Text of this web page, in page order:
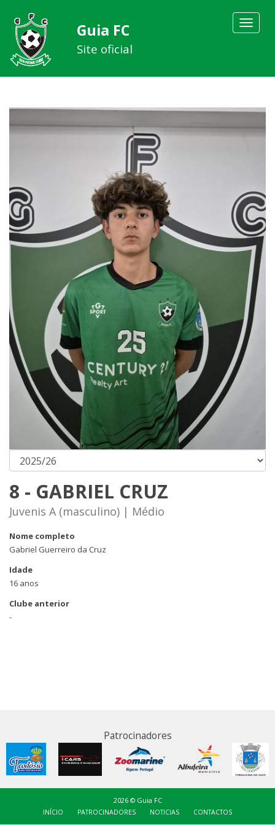
Toggle
Guia FC
Site oficial
8 - GABRIEL CRUZ
Juvenis A (masculino) | Médio
Nome completo
Gabriel Guerreiro da Cruz
Idade
16 anos
Clube anterior
-
Patrocinadores
2026 © Guia FC
INÍCIO PATROCINADORES NOTICIAS CONTACTOS